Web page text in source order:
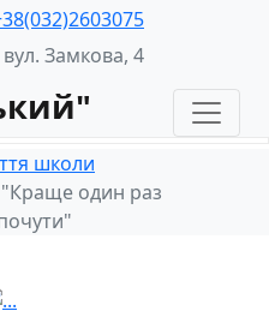
Замкова, 4
школи
"Краще один раз